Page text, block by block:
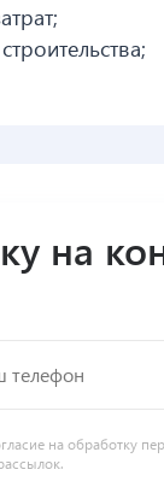
на
на обработку